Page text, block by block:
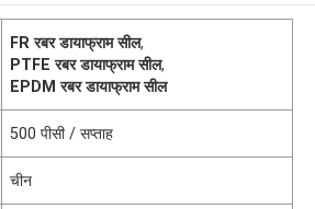
FR रबर डायाफ्राम सील,
PTFE रबर डायाफ्राम सील,
EPDM रबर डायाफ्राम सील
500 पीसी / सप्ताह
चीन